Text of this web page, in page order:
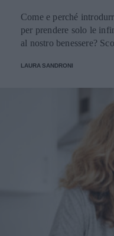
Come e perché
per prendere solo le
al nostro benessere?
LAURA SANDRONI